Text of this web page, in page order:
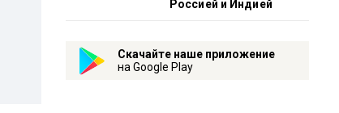
Россией и Индией
Скачайте наше приложение
на Google Play